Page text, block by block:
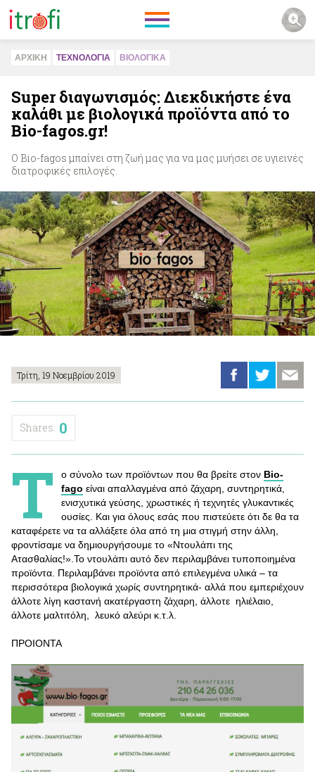
ΑΡΧΙΚΗ ΤΕΧΝΟΛΟΓΙΑ ΒΙΟΛΟΓΙΚA
Super διαγωνισμός: Διεκδικήστε ένα
καλάθι με βιολογικά προϊόντα από το
Βio-fagos.gr!
Ο Βio-fagos μπαίνει στη ζωή μας για να μας μυήσει σε υγιεινές
διατροφικές επιλογές.
Τρίτη, 19 Νοεμβρίου 2019
Shares: 0
Τ ο σύνολο των προϊόντων που θα βρείτε στον Bio-
fago είναι απαλλαγμένα από ζάχαρη, συντηρητικά,
ενισχυτικά γεύσης, χρωστικές ή τεχνητές γλυκαντικές
ουσίες. Και για όλους εσάς που πιστεύετε ότι δε θα τα
καταφέρετε να τα αλλάξετε όλα από τη μια στιγμή στην άλλη,
φροντίσαμε να δημιουργήσουμε το «Ντουλάπι της
Ατασθαλίας!».Το ντουλάπι αυτό δεν περιλαμβάνει τυποποιημένα
προϊόντα. Περιλαμβάνει προϊόντα από επιλεγμένα υλικά – τα
περισσότερα βιολογικά χωρίς συντηρητικά- αλλά που εμπεριέχουν
άλλοτε λίγη καστανή ακατέργαστη ζάχαρη, άλλοτε ηλιέλαιο,
άλλοτε μαλτιτόλη, λευκό αλεύρι κ.τ.λ.
ΠΡΟΙΟΝΤΑ